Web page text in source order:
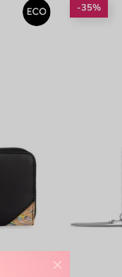
-35%
×